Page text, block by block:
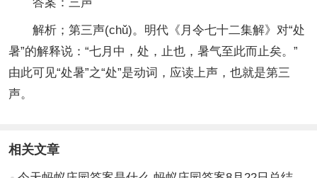
解析；第三声(chǔ)。明代《月令七十二集解》对“处
暑”的解释说：“七月中，处，止也，暑气至此而止矣。”
由此可见“处暑”之“处”是动词，应读上声，也就是第三
声。
相关文章